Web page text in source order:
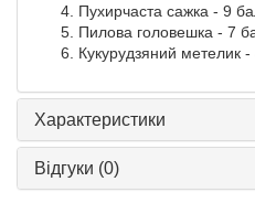
Пухирчаста сажка - 9
Пилова головешка - 7
Кукурудзяний метелик -
Характеристики
Відгуки (0)